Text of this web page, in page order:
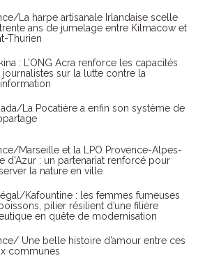
La harpe artisanale Irlandaise scelle
ans de jumelage entre Kilmacow et
Thurien
: L’ONG Acra renforce les capacités
journalistes sur la lutte contre la
La Pocatière a enfin son système de
Marseille et la LPO Provence-Alpes-
d'Azur : un partenariat renforcé pour
la nature en ville
Kafountine : les femmes fumeuses
pilier résilient d’une filière
en quête de modernisation
Une belle histoire d’amour entre ces
communes